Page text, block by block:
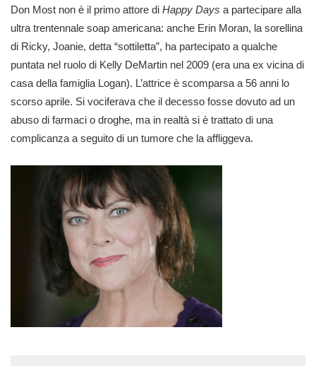
Don Most non è il primo attore di Happy Days a partecipare alla
ultra trentennale soap americana: anche Erin Moran, la sorellina
di Ricky, Joanie, detta “sottiletta”, ha partecipato a qualche
puntata nel ruolo di Kelly DeMartin nel 2009 (era una ex vicina di
casa della famiglia Logan). L’attrice è scomparsa a 56 anni lo
scorso aprile. Si vociferava che il decesso fosse dovuto ad un
abuso di farmaci o droghe, ma in realtà si è trattato di una
complicanza a seguito di un tumore che la affliggeva.